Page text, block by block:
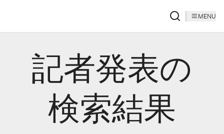
MENU
記者発表の
検索結果